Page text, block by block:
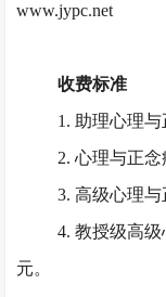
www.jypc.net
收费标准
1. 助理心理与
2. 心理与正念
3. 高级心理与
4. 教授级高
元。